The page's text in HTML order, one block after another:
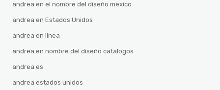
andrea en el nombre del diseño mexico
andrea en Estados Unidos
andrea en linea
andrea en nombre del diseño catalogos
andrea es
andrea estados unidos